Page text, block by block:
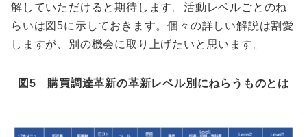
解していただけると期待します。活動レベルごとのね
らいは図5に示しておきます。個々の詳しい解説は割愛
しますが、別の機会に取り上げたいと思います。
図5 購買調達革新の革新レベル別にねらうものとは